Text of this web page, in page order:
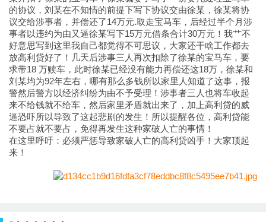
的协议，刘某在不知情的前提下写下协议交由徐某，徐某将协
议交给涉事者，并偿还了14万元.取走宝马车，后经过半个月涉
事者以违约为由又逼徐某写下15万元借条合计30万元！我艹不
好意思写到这里我自己都觉得不可思议，大家还干啥工作都去
放高利贷好了！几天后涉事三人再次扣除了徐某的宝马车，要
求带18 万赎车，此时徐某已经没有能力再偿还这18万，徐某和
刘某均为92年左右，哪有那么多钱所以家里人知道了这事，报
警然后警方以经济纠纷为由不予受理！涉事者三人也将车收起
来不给钱就不给车，然后家里矛盾就出来了，加上高利贷的威
逼恐吓所以导致了这起悲剧的发生！所以提醒各位，高利贷能
不要占就不要占，免得再发生这种家破人亡的事情！
在这里呼吁：必须严惩导致家破人亡的高利贷凶手！大家顶起
来！